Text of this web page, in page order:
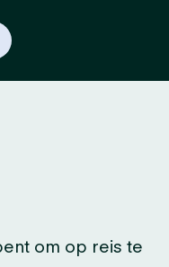
om op reis te